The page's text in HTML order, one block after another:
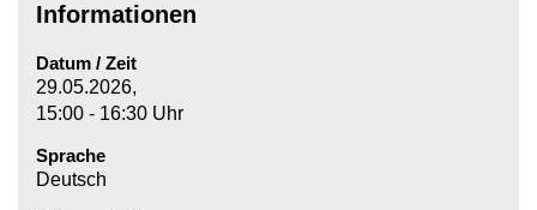
Informationen
Datum / Zeit
29.05.2026,
15:00 - 16:30 Uhr
Sprache
Deutsch